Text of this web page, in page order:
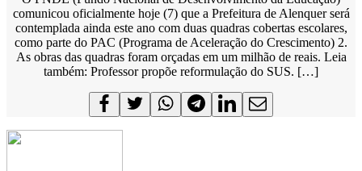
comunicou oficialmente hoje (7) que a Prefeitura de Alenquer será
contemplada ainda este ano com duas quadras cobertas escolares,
como parte do PAC (Programa de Aceleração do Crescimento) 2.
As obras das quadras foram orçadas em um milhão de reais. Leia
também: Professor propõe reformulação do SUS. […]